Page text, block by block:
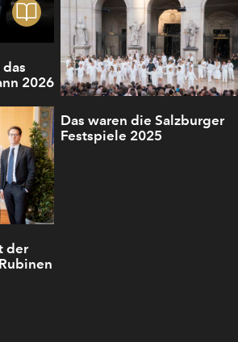
2026
Das waren die Salzburger
Festspiele 2025
der